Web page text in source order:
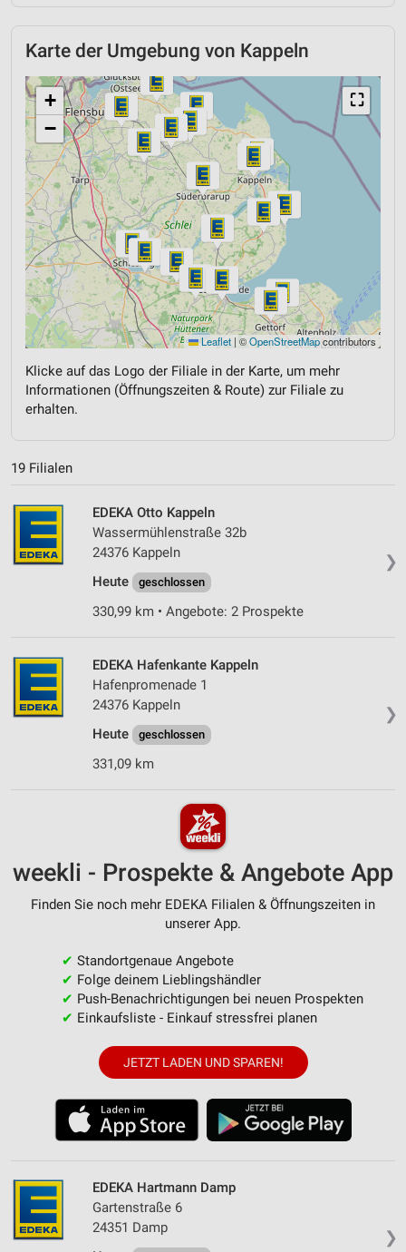
Karte der Umgebung von Kappeln
⛶
+
−
Leaflet | ©OpenStreetMapcontributors
Klicke auf das Logo der Filiale in der Karte, um mehr
Informationen (Öffnungszeiten & Route) zur Filiale zu
erhalten.
19 Filialen
❯
EDEKA Otto Kappeln
Wassermühlenstraße 32b
24376 Kappeln
Heute
geschlossen
330,99 km • Angebote: 2 Prospekte
❯
EDEKA Hafenkante Kappeln
Hafenpromenade 1
24376 Kappeln
Heute
geschlossen
331,09 km
weekli - Prospekte & Angebote App
Finden Sie noch mehr EDEKA Filialen & Öffnungszeiten in
unserer App.
✔ Standortgenaue Angebote
✔ Folge deinem Lieblingshändler
✔ Push-Benachrichtigungen bei neuen Prospekten
✔ Einkaufsliste - Einkauf stressfrei planen
JETZT LADEN UND SPAREN!
❯
EDEKA Hartmann Damp
Gartenstraße 6
24351 Damp